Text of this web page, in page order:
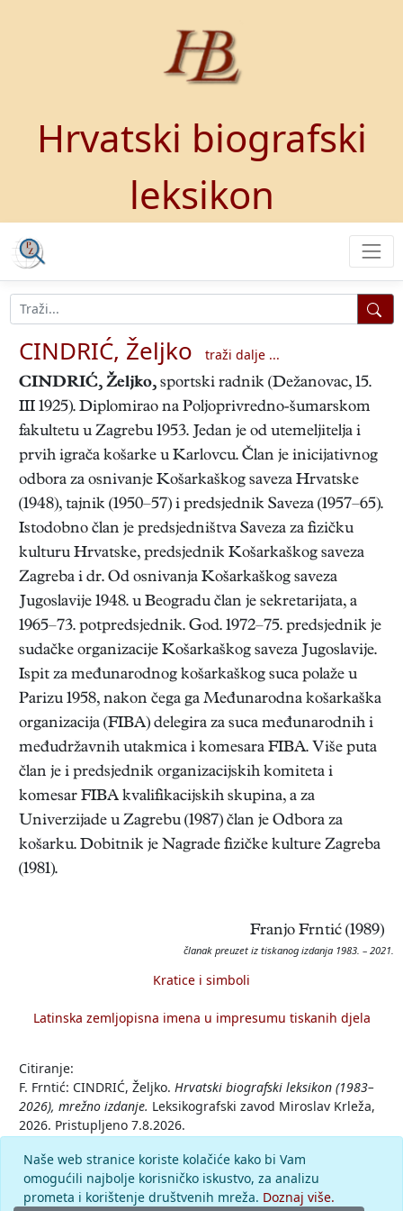
Hrvatski biografski
leksikon
CINDRIĆ, Željko
traži dalje ...
CINDRIĆ, Željko, sportski radnik (Dežanovac, 15.
III 1925). Diplomirao na Poljoprivredno-šumarskom
fakultetu u Zagrebu 1953. Jedan je od utemeljitelja i
prvih igrača košarke u Karlovcu. Član je inicijativnog
odbora za osnivanje Košarkaškog saveza Hrvatske
(1948), tajnik (1950–57) i predsjednik Saveza (1957–65).
Istodobno član je predsjedništva Saveza za fizičku
kulturu Hrvatske, predsjednik Košarkaškog saveza
Zagreba i dr. Od osnivanja Košarkaškog saveza
Jugoslavije 1948. u Beogradu član je sekretarijata, a
1965–73. potpredsjednik. God. 1972–75. predsjednik je
sudačke organizacije Košarkaškog saveza Jugoslavije.
Ispit za međunarodnog košarkaškog suca polaže u
Parizu 1958, nakon čega ga Međunarodna košarkaška
organizacija (FIBA) delegira za suca međunarodnih i
međudržavnih utakmica i komesara FIBA. Više puta
član je i predsjednik organizacijskih komiteta i
komesar FIBA kvalifikacijskih skupina, a za
Univerzijade u Zagrebu (1987) član je Odbora za
košarku. Dobitnik je Nagrade fizičke kulture Zagreba
(1981).
Franjo Frntić (1989)
članak preuzet iz tiskanog izdanja 1983. – 2021.
Kratice i simboli
Latinska zemljopisna imena u impresumu tiskanih djela
Citiranje:
F. Frntić: CINDRIĆ, Željko. Hrvatski biografski leksikon (1983–
2026), mrežno izdanje. Leksikografski zavod Miroslav Krleža,
2026. Pristupljeno 7.8.2026.
Komentar
Naše web stranice koriste kolačiće kako bi Vam
omogućili najbolje korisničko iskustvo, za analizu
prometa i korištenje društvenih mreža. Doznaj više.